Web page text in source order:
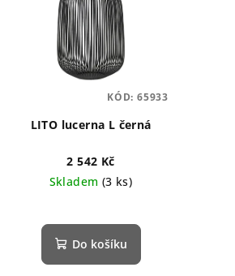
LITO lucerna L černá
2 542 Kč
Skladem (3 ks)
Do košíku
KÓD: 65933